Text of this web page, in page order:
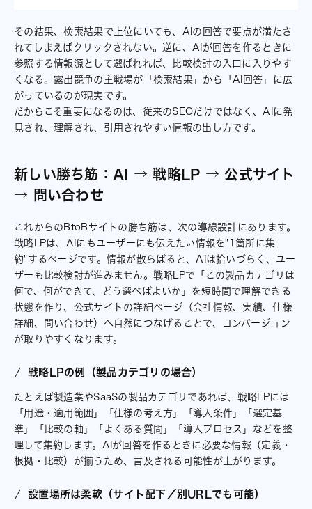
その結果、検索結果で上位にいても、AIの回答で要点が満たさ
れてしまえばクリックされない。逆に、AIが回答を作るときに
参照する情報源として選ばれれば、比較検討の入口に入りやす
くなる。露出競争の主戦場が「検索結果」から「AI回答」に広
がっているのが現実です。
だからこそ重要になるのは、従来のSEOだけではなく、AIに発
見され、理解され、引用されやすい情報の出し方です。
新しい勝ち筋：AI → 戦略LP → 公式サイト
→ 問い合わせ
これからのBtoBサイトの勝ち筋は、次の導線設計にあります。
戦略LPは、AIにもユーザーにも伝えたい情報を"1箇所に集
約"するページです。情報が散らばると、AIは拾いづらく、ユー
ザーも比較検討が進みません。戦略LPで「この製品カテゴリは
何で、何ができて、どう選べばよいか」を短時間で理解できる
状態を作り、公式サイトの詳細ページ（会社情報、実績、仕様
詳細、問い合わせ）へ自然につなげることで、コンバージョン
が取りやすくなります。
戦略LPの例（製品カテゴリの場合）
たとえば製造業やSaaSの製品カテゴリであれば、戦略LPには
「用途・適用範囲」「仕様の考え方」「導入条件」「選定基
準」「比較の軸」「よくある質問」「導入プロセス」などを整
理して集約します。AIが回答を作るときに必要な情報（定義・
根拠・比較）が揃うため、言及される可能性が上がります。
設置場所は柔軟（サイト配下／別URLでも可能）